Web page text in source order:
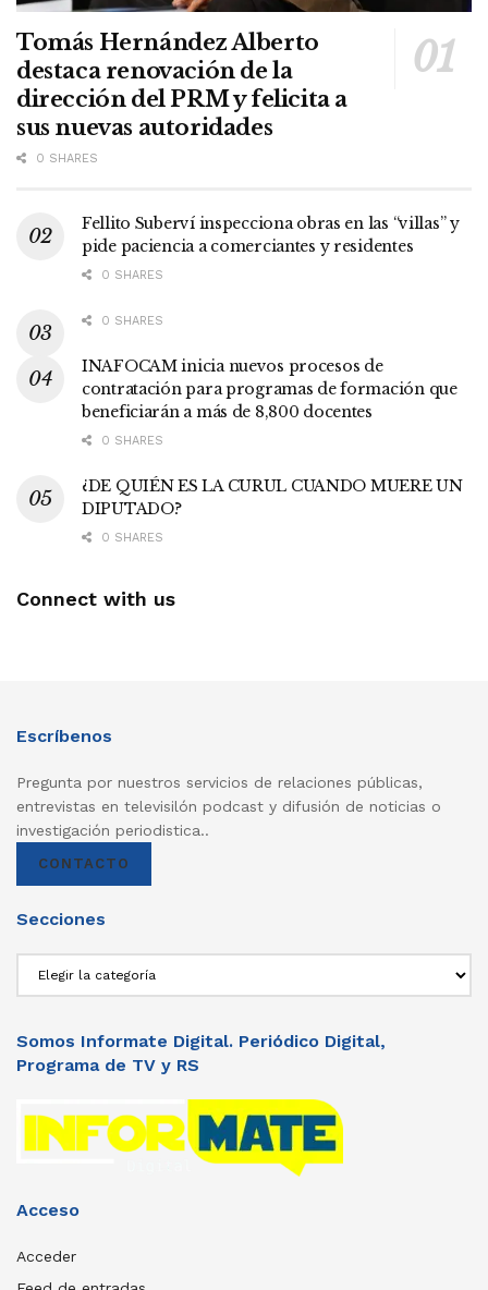
Tomás Hernández Alberto
destaca renovación de la
dirección del PRM y felicita a
sus nuevas autoridades
0 SHARES
Fellito Suberví inspecciona obras en las “villas” y
pide paciencia a comerciantes y residentes
0 SHARES
0 SHARES
INAFOCAM inicia nuevos procesos de
contratación para programas de formación que
beneficiarán a más de 8,800 docentes
0 SHARES
¿DE QUIÉN ES LA CURUL CUANDO MUERE UN
DIPUTADO?
0 SHARES
Connect with us
Escríbenos
Pregunta por nuestros servicios de relaciones públicas,
entrevistas en televisilón podcast y difusión de noticias o
investigación periodistica..
CONTACTO
Secciones
Somos Informate Digital. Periódico Digital,
Programa de TV y RS
Acceso
Acceder